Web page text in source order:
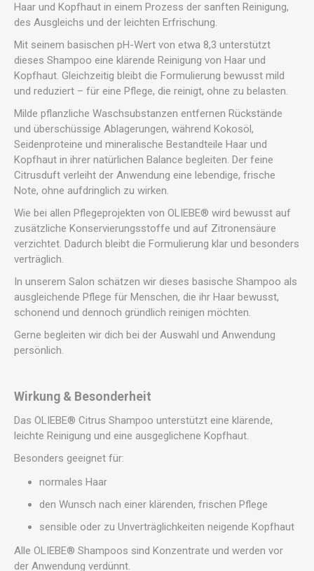
Haar und Kopfhaut in einem Prozess der sanften Reinigung,
des Ausgleichs und der leichten Erfrischung.
Mit seinem basischen pH-Wert von etwa 8,3 unterstützt
dieses Shampoo eine klärende Reinigung von Haar und
Kopfhaut. Gleichzeitig bleibt die Formulierung bewusst mild
und reduziert – für eine Pflege, die reinigt, ohne zu belasten.
Milde pflanzliche Waschsubstanzen entfernen Rückstände
und überschüssige Ablagerungen, während Kokosöl,
Seidenproteine und mineralische Bestandteile Haar und
Kopfhaut in ihrer natürlichen Balance begleiten. Der feine
Citrusduft verleiht der Anwendung eine lebendige, frische
Note, ohne aufdringlich zu wirken.
Wie bei allen Pflegeprojekten von OLIEBE® wird bewusst auf
zusätzliche Konservierungsstoffe und auf Zitronensäure
verzichtet. Dadurch bleibt die Formulierung klar und besonders
verträglich.
In unserem Salon schätzen wir dieses basische Shampoo als
ausgleichende Pflege für Menschen, die ihr Haar bewusst,
schonend und dennoch gründlich reinigen möchten.
Gerne begleiten wir dich bei der Auswahl und Anwendung
persönlich.
Wirkung & Besonderheit
Das OLIEBE® Citrus Shampoo unterstützt eine klärende,
leichte Reinigung und eine ausgeglichene Kopfhaut.
Besonders geeignet für:
normales Haar
den Wunsch nach einer klärenden, frischen Pflege
sensible oder zu Unverträglichkeiten neigende Kopfhaut
Alle OLIEBE® Shampoos sind Konzentrate und werden vor
der Anwendung verdünnt.